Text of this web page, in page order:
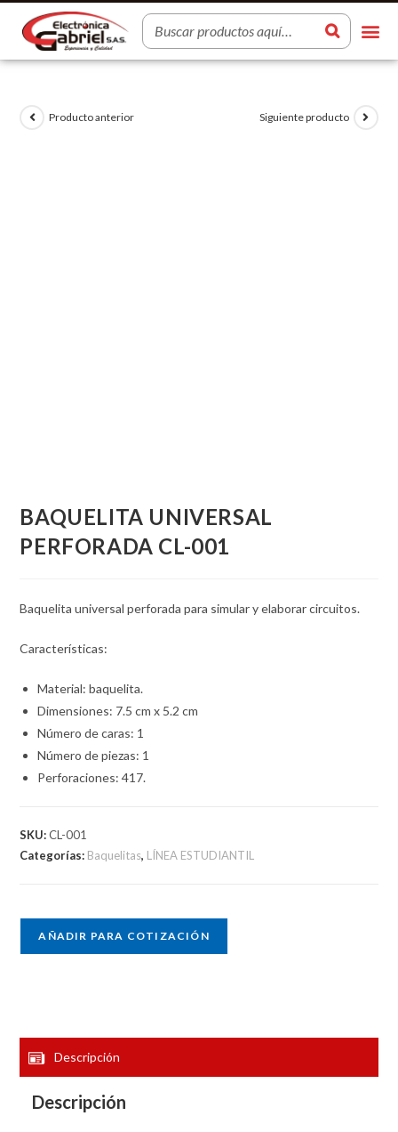
Producto anterior Siguiente producto
BAQUELITA UNIVERSAL
PERFORADA CL-001
Baquelita universal perforada para simular y elaborar circuitos.
Características:
Material: baquelita.
Dimensiones: 7.5 cm x 5.2 cm
Número de caras: 1
Número de piezas: 1
Perforaciones: 417.
SKU:CL-001
Categorías: Baquelitas, LÍNEA ESTUDIANTIL
AÑADIR PARA COTIZACIÓN
Descripción
Descripción